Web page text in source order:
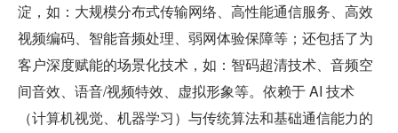
淀，如：大规模分布式传输网络、高性能通信服务、高效
视频编码、智能音频处理、弱网体验保障等；还包括了为
客户深度赋能的场景化技术，如：智码超清技术、音频空
间音效、语音/视频特效、虚拟形象等。依赖于 AI 技术
（计算机视觉、机器学习）与传统算法和基础通信能力的